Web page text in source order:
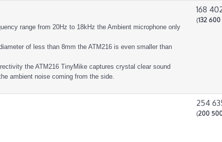
range from 20Hz to 18kHz the Ambient microphone only
of less than 8mm the ATM216 is even smaller than
the ATM216 TinyMike captures crystal clear sound
ambient noise coming from the side.
168
(132 600
254
(200